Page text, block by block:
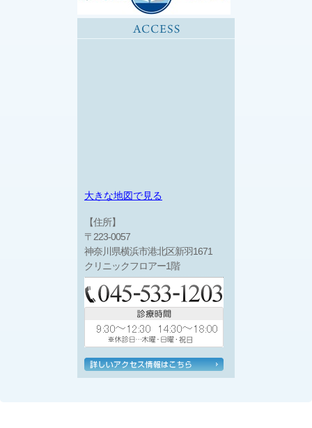
大きな地図で見る
【住所】
〒223-0057
神奈川県横浜市港北区新羽1671
クリニックフロアー1階